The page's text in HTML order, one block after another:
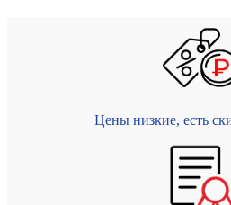
Цены низкие, есть